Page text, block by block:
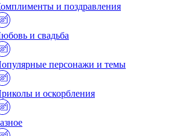
и поздравления
и свадьба
персонажи и темы
и оскорбления